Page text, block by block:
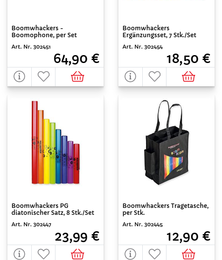
Boomwhackers -
Boomophone, per Set
Art. Nr. 302451
64,90 €
Boomwhackers
Ergänzungsset, 7 Stk./Set
Art. Nr. 302454
18,50 €
Boomwhackers PG
diatonischer Satz, 8 Stk./Set
Art. Nr. 302447
23,99 €
Boomwhackers Tragetasche,
per Stk.
Art. Nr. 302445
12,90 €